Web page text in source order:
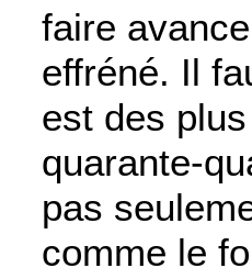
faire
effréné. Il
est des
quarante-
pas
comme le